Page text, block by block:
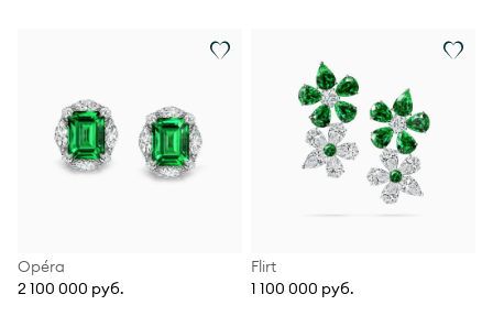
Opéra
2 100 000 руб.
Flirt
1 100 000 руб.